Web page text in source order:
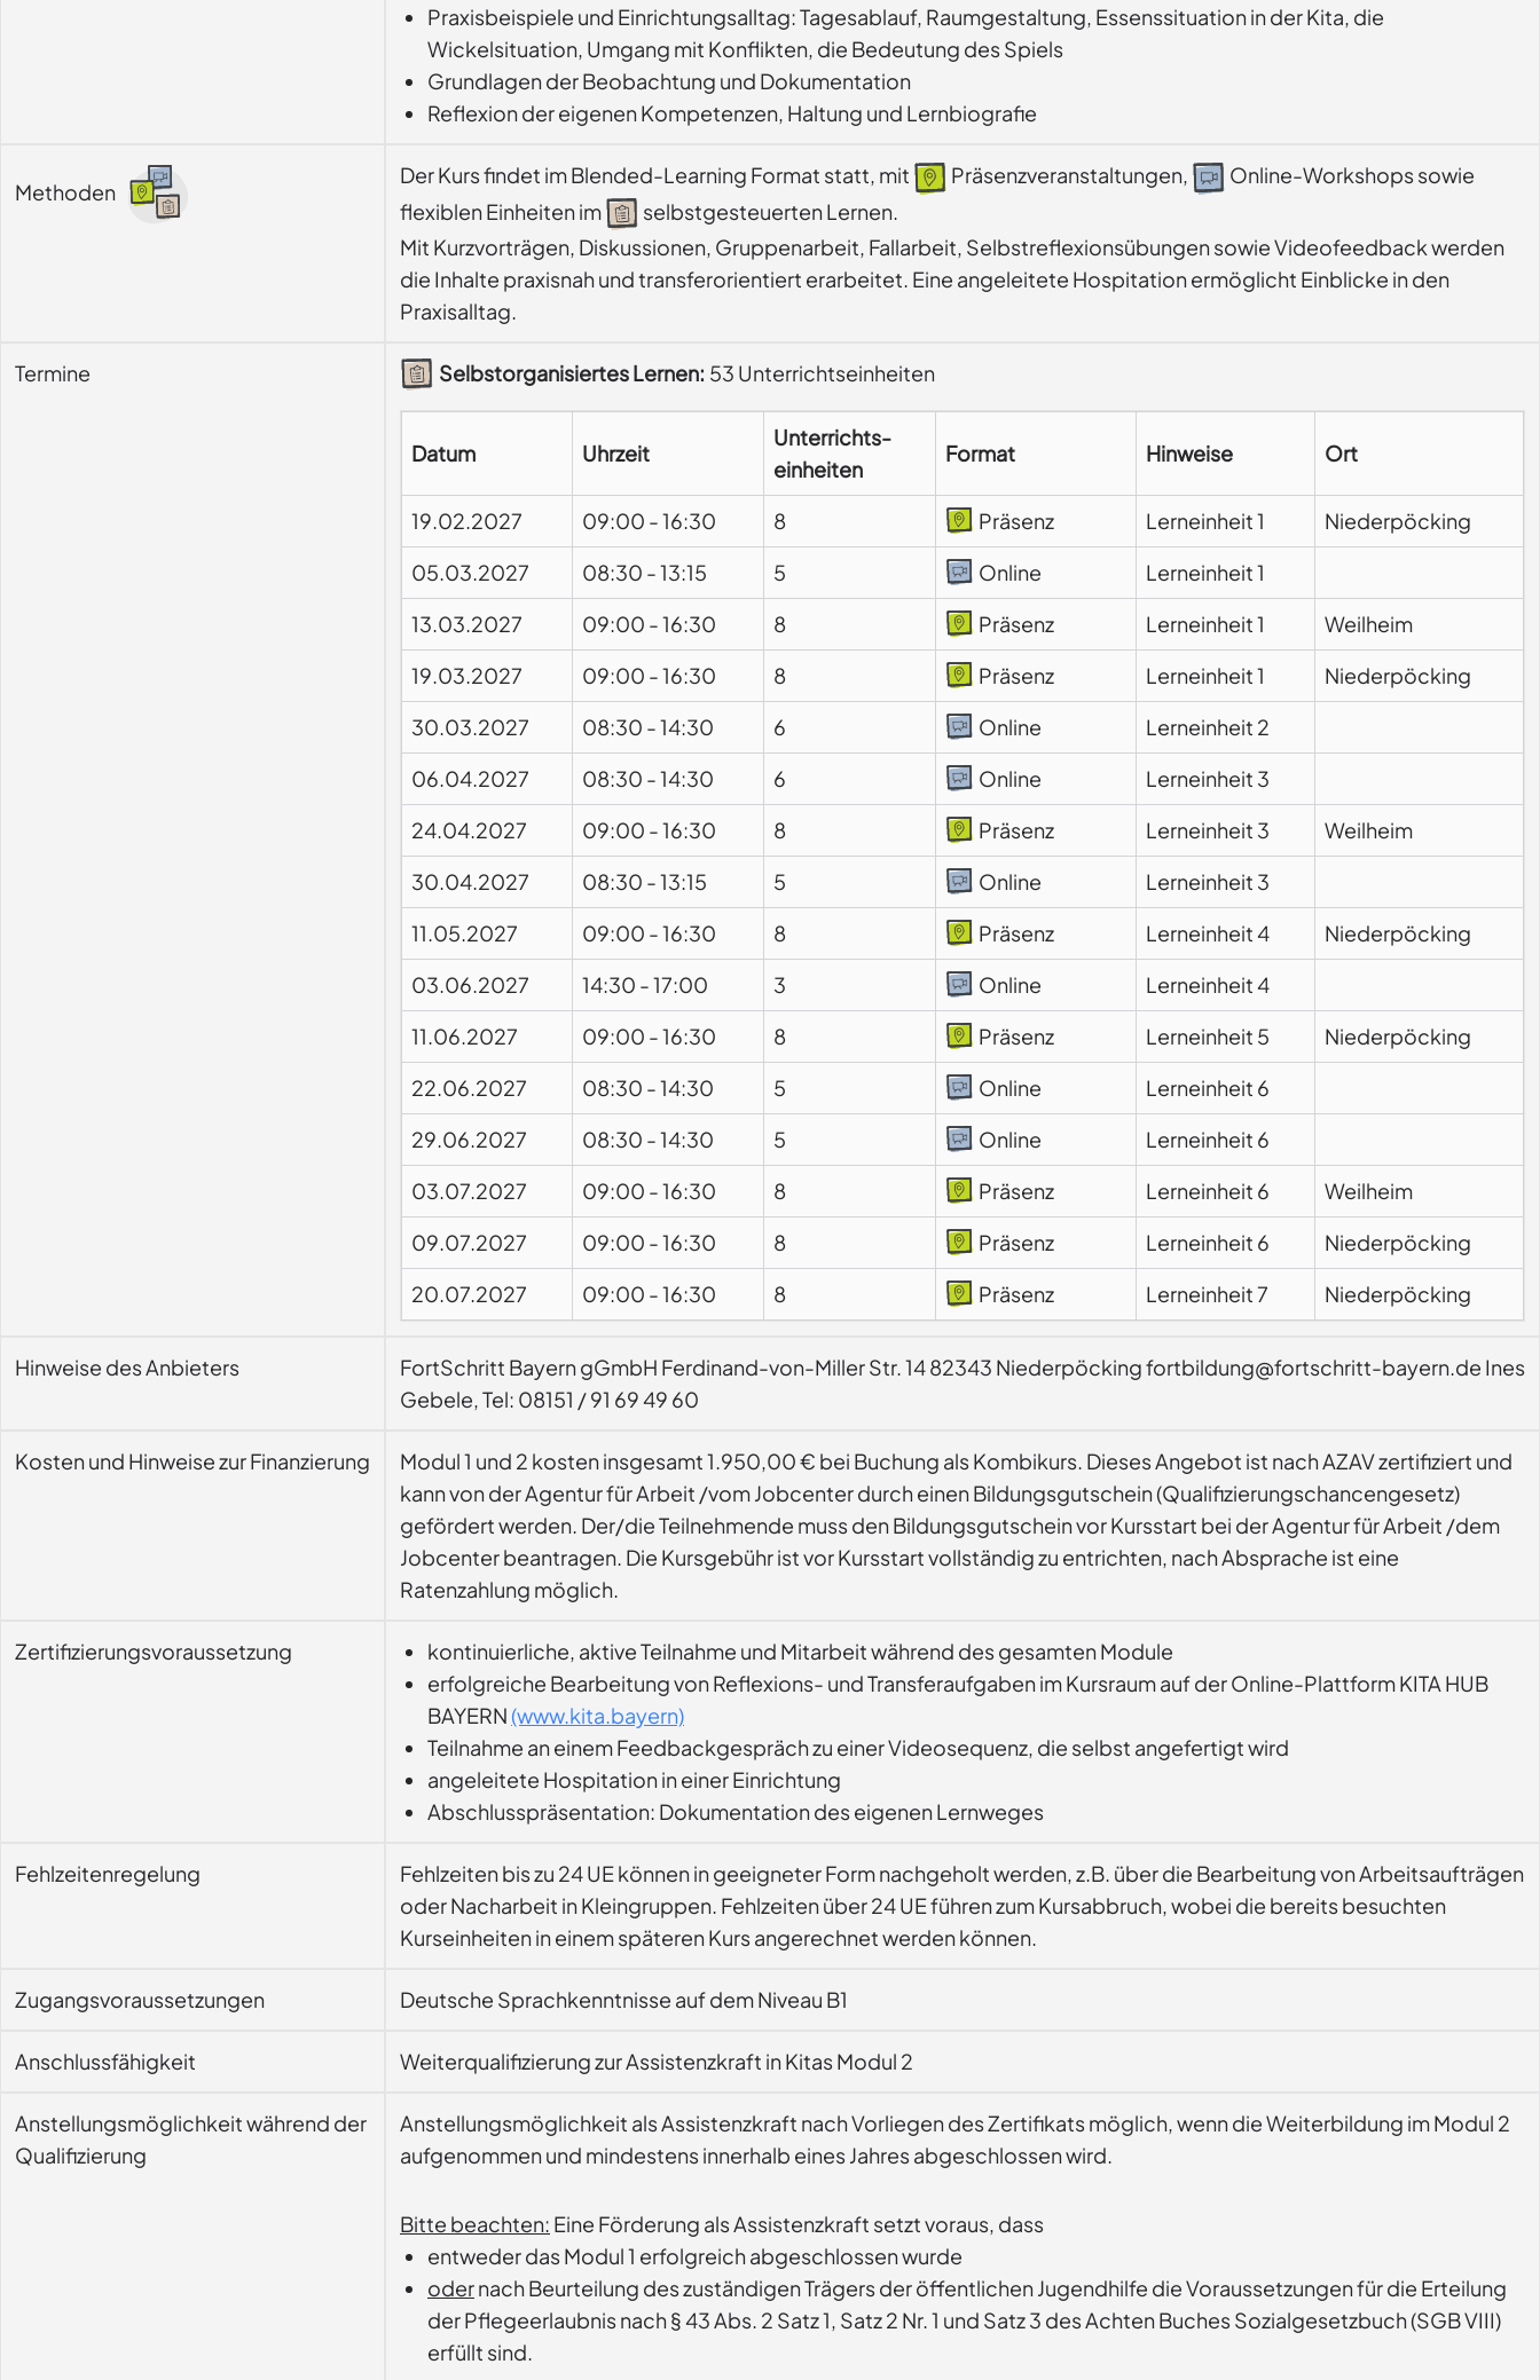
Praxisbeispiele und Einrichtungsalltag: Tagesablauf, Raumgestaltung, Essenssituation in der Kita, die
Wickelsituation, Umgang mit Konflikten, die Bedeutung des Spiels
Grundlagen der Beobachtung und Dokumentation
Reflexion der eigenen Kompetenzen, Haltung und Lernbiografie
Methoden
Der Kurs findet im Blended-Learning Format statt, mit Präsenzveranstaltungen,
Online-Workshops sowie
flexiblen Einheiten im
selbstgesteuerten Lernen.
Mit Kurzvorträgen, Diskussionen, Gruppenarbeit, Fallarbeit, Selbstreflexionsübungen sowie Videofeedback werden
die Inhalte praxisnah und transferorientiert erarbeitet. Eine angeleitete Hospitation ermöglicht Einblicke in den
Praxisalltag.
Termine Selbstorganisiertes Lernen: 53 Unterrichtseinheiten
Datum Uhrzeit
Unterrichts-
einheiten
Format Hinweise Ort
19.02.2027 09:00 -16:30 8 Präsenz Lerneinheit 1
Niederpöcking
05.03.2027
08:30 -13:15 5 Online
Lerneinheit 1
13.03.2027
09:00 -16:30 8 Präsenz Lerneinheit 1
Weilheim
19.03.2027
09:00 -16:30 8 Präsenz Lerneinheit 1
Niederpöcking
30.03.2027
08:30 -14:30 6 Online
Lerneinheit 2
06.04.2027
08:30 -14:30 6 Online
Lerneinheit 3
24.04.2027
09:00 -16:30 8 Präsenz Lerneinheit 3
Weilheim
30.04.2027
08:30 -13:15 5 Online
Lerneinheit 3
11.05.2027
09:00 -16:30 8 Präsenz Lerneinheit 4
Niederpöcking
03.06.2027
14:30 -17:00 3 Online
Lerneinheit 4
11.06.2027
09:00 -16:30 8 Präsenz Lerneinheit 5
Niederpöcking
22.06.2027
08:30 -14:30 5 Online
Lerneinheit 6
29.06.2027
08:30 -14:30 5 Online
Lerneinheit 6
03.07.2027
09:00 -16:30 8 Präsenz Lerneinheit 6
Weilheim
09.07.2027
09:00 -16:30 8 Präsenz Lerneinheit 6
Niederpöcking
20.07.2027
09:00 -16:30 8 Präsenz Lerneinheit 7 Niederpöcking
Hinweise des Anbieters
FortSchritt Bayern gGmbH Ferdinand-von-Miller Str. 14 82343 Niederpöcking fortbildung@fortschritt-bayern.de Ines
Gebele, Tel: 08151 / 91 69 49 60
Kosten und Hinweise zur Finanzierung
Modul 1 und 2 kosten insgesamt 1.950,00 € bei Buchung als Kombikurs. Dieses Angebot ist nach AZAV zertifiziert und
kann von der Agentur für Arbeit /vom Jobcenter durch einen Bildungsgutschein (Qualifizierungschancengesetz)
gefördert werden. Der/die Teilnehmende muss den Bildungsgutschein vor Kursstart bei der Agentur für Arbeit /dem
Jobcenter beantragen. Die Kursgebühr ist vor Kursstart vollständig zu entrichten, nach Absprache ist eine
Ratenzahlung möglich.
Zertifizierungsvoraussetzung
kontinuierliche, aktive Teilnahme und Mitarbeit während des gesamten Module
erfolgreiche Bearbeitung von Reflexions- und Transferaufgaben im Kursraum auf der Online-Plattform KITA HUB
BAYERN (www.kita.bayern)
Teilnahme an einem Feedbackgespräch zu einer Videosequenz, die selbst angefertigt wird
angeleitete Hospitation in einer Einrichtung
Abschlusspräsentation: Dokumentation des eigenen Lernweges
Fehlzeitenregelung
Fehlzeiten bis zu 24 UE können in geeigneter Form nachgeholt werden, z.B. über die Bearbeitung von Arbeitsaufträgen
oder Nacharbeit in Kleingruppen. Fehlzeiten über 24 UE führen zum Kursabbruch, wobei die bereits besuchten
Kurseinheiten in einem späteren Kurs angerechnet werden können.
Zugangsvoraussetzungen Deutsche Sprachkenntnisse auf dem Niveau B1
Anschlussfähigkeit Weiterqualifizierung zur Assistenzkraft in Kitas Modul 2
Anstellungsmöglichkeit während der
Qualifizierung
Anstellungsmöglichkeit als Assistenzkraft nach Vorliegen des Zertifikats möglich, wenn die Weiterbildung im Modul 2
aufgenommen und mindestens innerhalb eines Jahres abgeschlossen wird.
Bitte beachten: Eine Förderung als Assistenzkraft setzt voraus, dass
entweder das Modul 1 erfolgreich abgeschlossen wurde
odernach Beurteilung des zuständigen Trägers der öffentlichen Jugendhilfe die Voraussetzungen für die Erteilung
der Pflegeerlaubnis nach § 43 Abs. 2 Satz 1, Satz 2 Nr. 1 und Satz 3 des Achten Buches Sozialgesetzbuch (SGB VIII)
erfüllt sind.